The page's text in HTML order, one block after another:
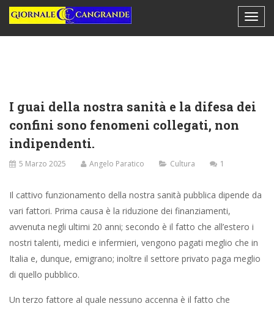
I guai della nostra sanità e la difesa dei
confini sono fenomeni collegati, non
indipendenti.
5 Marzo 2025 Angelo Paratico Cultura 1
Il cattivo funzionamento della nostra sanità pubblica dipende da
vari fattori. Prima causa è la riduzione dei finanziamenti,
avvenuta negli ultimi 20 anni; secondo è il fatto che all’estero i
nostri talenti, medici e infermieri, vengono pagati meglio che in
Italia e, dunque, emigrano; inoltre il settore privato paga meglio
di quello pubblico.
Un terzo fattore al quale nessuno accenna è il fatto che